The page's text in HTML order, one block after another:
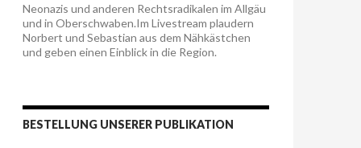
Neonazis und anderen Rechtsradikalen im Allgäu
und in Oberschwaben.Im Livestream plaudern
Norbert und Sebastian aus dem Nähkästchen
und geben einen Einblick in die Region.
BESTELLUNG UNSERER PUBLIKATION